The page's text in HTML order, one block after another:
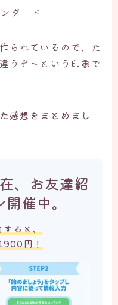
ダード
られているので、た
うぞ～という印象で
感想をまとめまし
、お友達紹
催中。
ると、
円！